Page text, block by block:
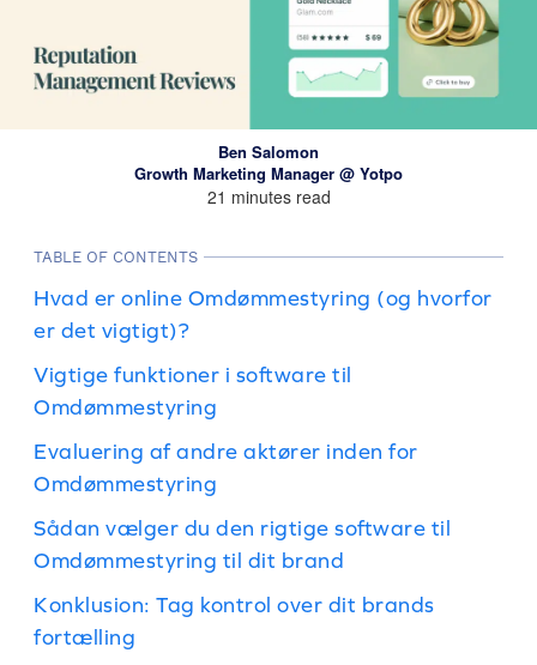
Ben Salomon
Growth Marketing Manager @ Yotpo
21 minutes read
TABLE OF CONTENTS
Hvad er online Omdømmestyring (og hvorfor
er det vigtigt)?
Vigtige funktioner i software til
Omdømmestyring
Evaluering af andre aktører inden for
Omdømmestyring
Sådan vælger du den rigtige software til
Omdømmestyring til dit brand
Konklusion: Tag kontrol over dit brands
fortælling